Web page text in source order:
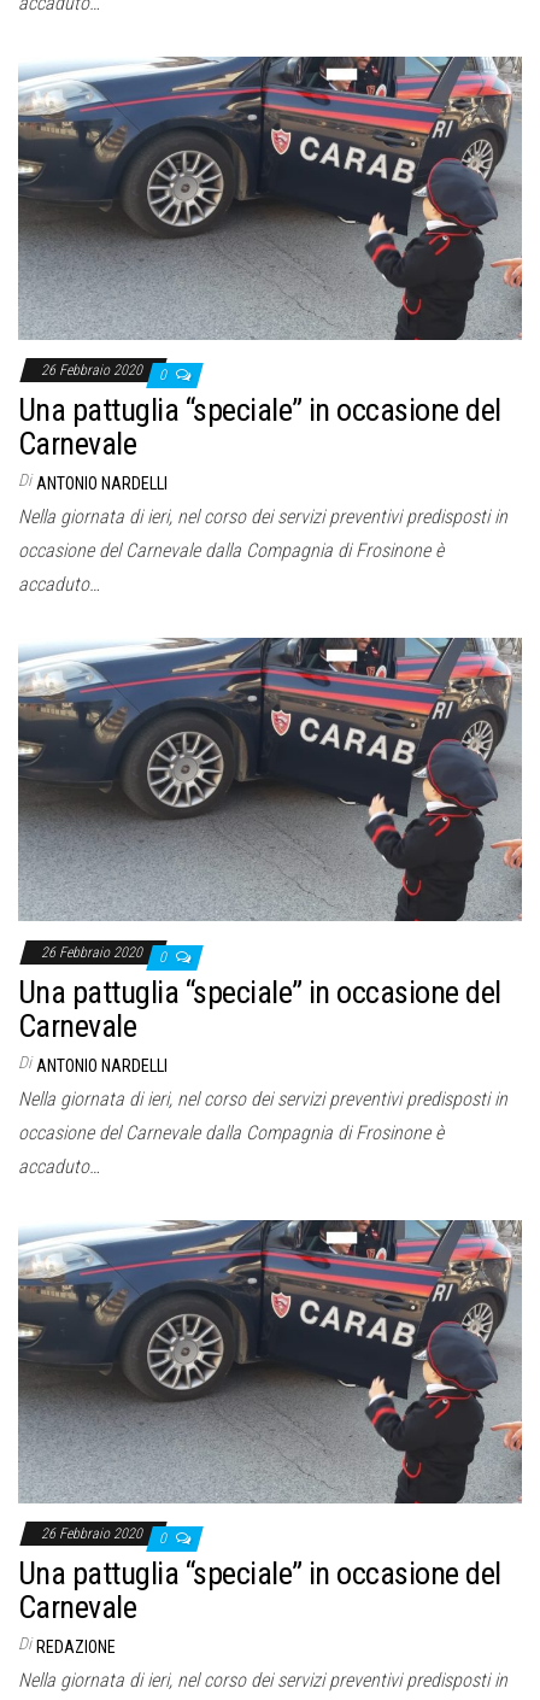
26 Febbraio 2020 0
Una pattuglia “speciale” in occasione del
Carnevale
Di ANTONIO NARDELLI
Nella giornata di ieri, nel corso dei servizi preventivi predisposti in
occasione del Carnevale dalla Compagnia di Frosinone è
accaduto…
26 Febbraio 2020 0
Una pattuglia “speciale” in occasione del
Carnevale
Di ANTONIO NARDELLI
Nella giornata di ieri, nel corso dei servizi preventivi predisposti in
occasione del Carnevale dalla Compagnia di Frosinone è
accaduto…
26 Febbraio 2020 0
Una pattuglia “speciale” in occasione del
Carnevale
Di REDAZIONE
Nella giornata di ieri, nel corso dei servizi preventivi predisposti in